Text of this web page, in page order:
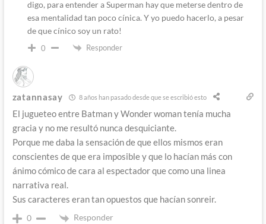
digo, para entender a Superman hay que meterse dentro de
esa mentalidad tan poco cínica. Y yo puedo hacerlo, a pesar
de que cínico soy un rato!
0 Responder
zatannasay 8 años han pasado desde que se escribió esto
El jugueteo entre Batman y Wonder woman tenía mucha
gracia y no me resultó nunca desquiciante.
Porque me daba la sensación de que ellos mismos eran
conscientes de que era imposible y que lo hacían más con
ánimo cómico de cara al espectador que como una linea
narrativa real.
Sus caracteres eran tan opuestos que hacían sonreir.
0 Responder